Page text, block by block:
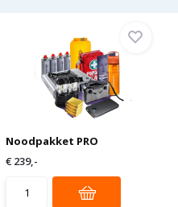
Noodpakket PRO
€ 239,-